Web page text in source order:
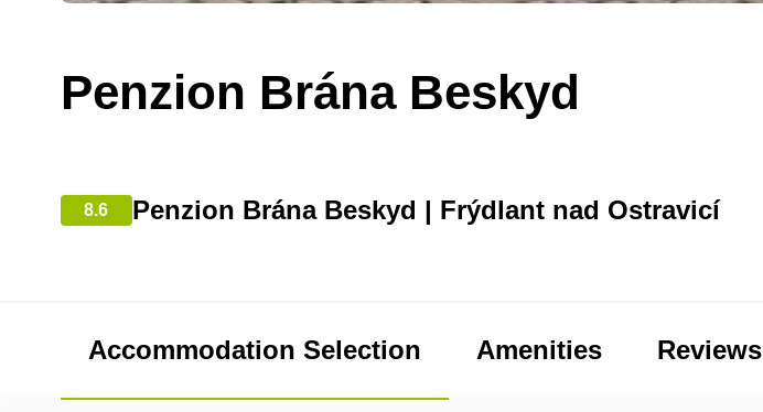
Penzion Brána Beskyd
8.6 Penzion Brána Beskyd | Frýdlant nad Ostravicí
Accommodation Selection Amenities Reviews